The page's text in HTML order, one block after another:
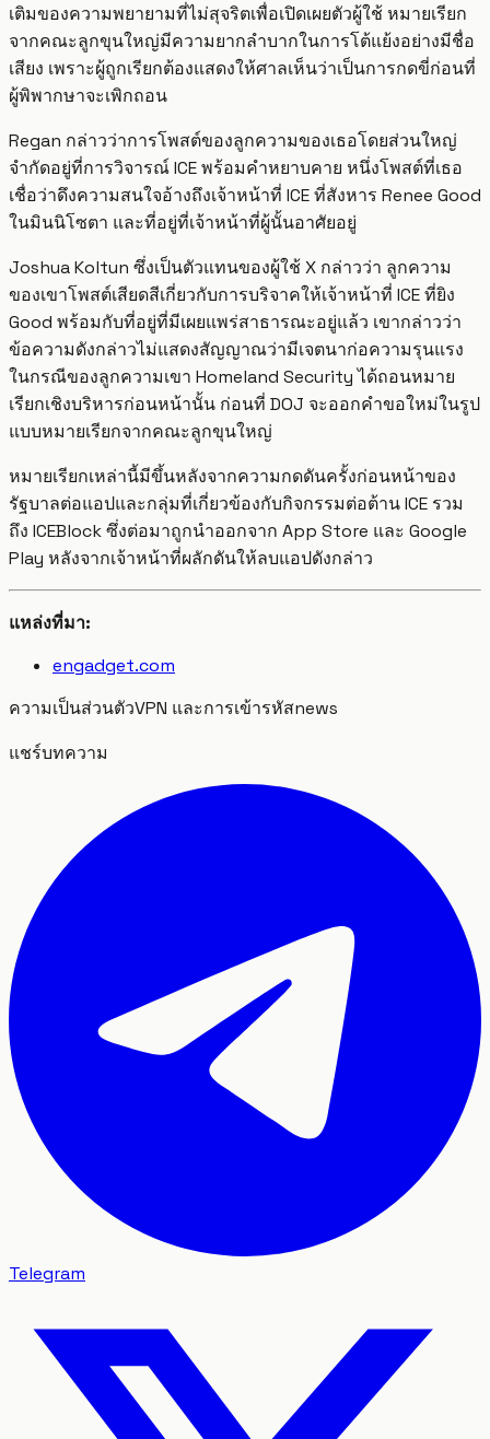
เติมของความพยายามที่ไม่สุจริตเพื่อเปิดเผยตัวผู้ใช้ หมายเรียก
จากคณะลูกขุนใหญ่มีความยากลำบากในการโต้แย้งอย่างมีชื่อ
เสียง เพราะผู้ถูกเรียกต้องแสดงให้ศาลเห็นว่าเป็นการกดขี่ก่อนที่
ผู้พิพากษาจะเพิกถอน
Regan กล่าวว่าการโพสต์ของลูกความของเธอโดยส่วนใหญ่
จำกัดอยู่ที่การวิจารณ์ ICE พร้อมคำหยาบคาย หนึ่งโพสต์ที่เธอ
เชื่อว่าดึงความสนใจอ้างถึงเจ้าหน้าที่ ICE ที่สังหาร Renee Good
ในมินนิโซตา และที่อยู่ที่เจ้าหน้าที่ผู้นั้นอาศัยอยู่
Joshua Koltun ซึ่งเป็นตัวแทนของผู้ใช้ X กล่าวว่า ลูกความ
ของเขาโพสต์เสียดสีเกี่ยวกับการบริจาคให้เจ้าหน้าที่ ICE ที่ยิง
Good พร้อมกับที่อยู่ที่มีเผยแพร่สาธารณะอยู่แล้ว เขากล่าวว่า
ข้อความดังกล่าวไม่แสดงสัญญาณว่ามีเจตนาก่อความรุนแรง
ในกรณีของลูกความเขา Homeland Security ได้ถอนหมาย
เรียกเชิงบริหารก่อนหน้านั้น ก่อนที่ DOJ จะออกคำขอใหม่ในรูป
แบบหมายเรียกจากคณะลูกขุนใหญ่
หมายเรียกเหล่านี้มีขึ้นหลังจากความกดดันครั้งก่อนหน้าของ
รัฐบาลต่อแอปและกลุ่มที่เกี่ยวข้องกับกิจกรรมต่อต้าน ICE รวม
ถึง ICEBlock ซึ่งต่อมาถูกนำออกจาก App Store และ Google
Play หลังจากเจ้าหน้าที่ผลักดันให้ลบแอปดังกล่าว
แหล่งที่มา:
engadget.com
ความเป็นส่วนตัวVPN และการเข้ารหัสnews
แชร์บทความ
Telegram